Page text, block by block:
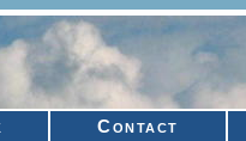
Contact